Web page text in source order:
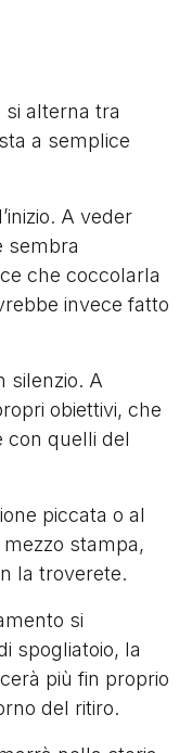
alterna tra
a semplice
A veder
sembra
che coccolarla
invece fatto
silenzio. A
obiettivi, che
con quelli del
piccata o al
stampa,
la troverete.
si
spogliatoio, la
più fin proprio
del ritiro.